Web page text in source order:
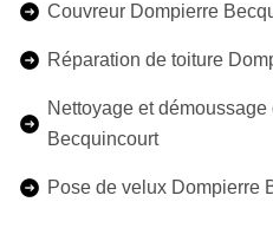
Couvreur Dompierre
Réparation de toiture
Nettoyage et
Becquincourt
Pose de velux Dompierre